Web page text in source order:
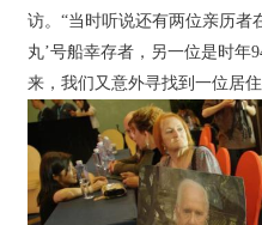
访。“当时听说还有两位亲历者
丸’号船幸存者，另一位是时年
来，我们又意外寻找到一位居